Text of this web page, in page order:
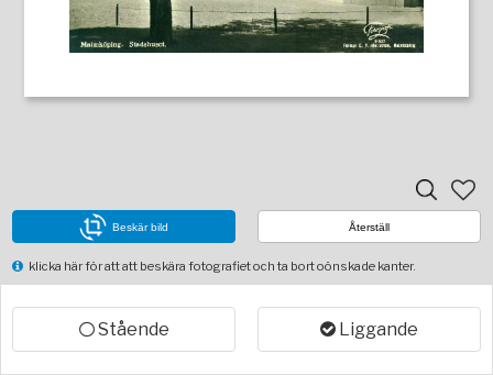
Beskär bild Återställ
klicka här för att att beskära fotografiet och ta bort oönskade kanter.
Stående Liggande